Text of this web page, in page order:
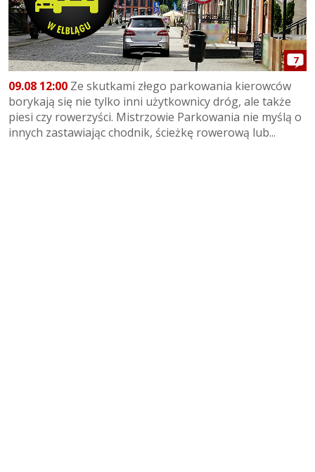
7
09.08 12:00 Ze skutkami złego parkowania kierowców
borykają się nie tylko inni użytkownicy dróg, ale także
piesi czy rowerzyści. Mistrzowie Parkowania nie myślą o
innych zastawiając chodnik, ścieżkę rowerową lub...